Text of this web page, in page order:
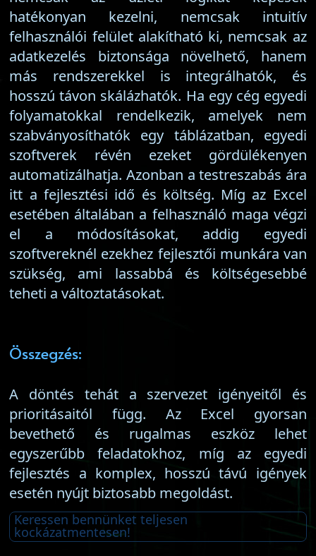
hatékonyan kezelni, nemcsak intuitív
felhasználói felület alakítható ki, nemcsak az
adatkezelés biztonsága növelhető, hanem
más rendszerekkel is integrálhatók, és
hosszú távon skálázhatók. Ha egy cég egyedi
folyamatokkal rendelkezik, amelyek nem
szabványosíthatók egy táblázatban, egyedi
szoftverek révén ezeket gördülékenyen
automatizálhatja. Azonban a testreszabás ára
itt a fejlesztési idő és költség. Míg az Excel
esetében általában a felhasználó maga végzi
el a módosításokat, addig egyedi
szoftvereknél ezekhez fejlesztői munkára van
szükség, ami lassabbá és költségesebbé
teheti a változtatásokat.
Összegzés:
A döntés tehát a szervezet igényeitől és
prioritásaitól függ. Az Excel gyorsan
bevethető és rugalmas eszköz lehet
egyszerűbb feladatokhoz, míg az egyedi
fejlesztés a komplex, hosszú távú igények
esetén nyújt biztosabb megoldást.
Keressen bennünket teljesen
kockázatmentesen!